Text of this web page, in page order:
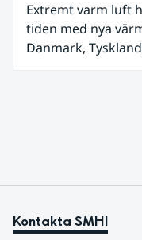
Extremt varm luft
tiden med nya
Danmark,
Kontakta SMHI